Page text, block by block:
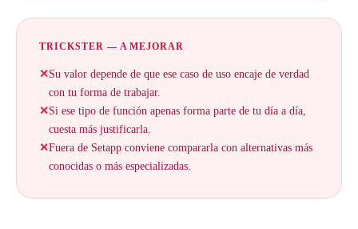
TRICKSTER — A MEJORAR
✕Su valor depende de que ese caso de uso encaje de verdad
con tu forma de trabajar.
✕Si ese tipo de función apenas forma parte de tu día a día,
cuesta más justificarla.
✕Fuera de Setapp conviene compararla con alternativas más
conocidas o más especializadas.